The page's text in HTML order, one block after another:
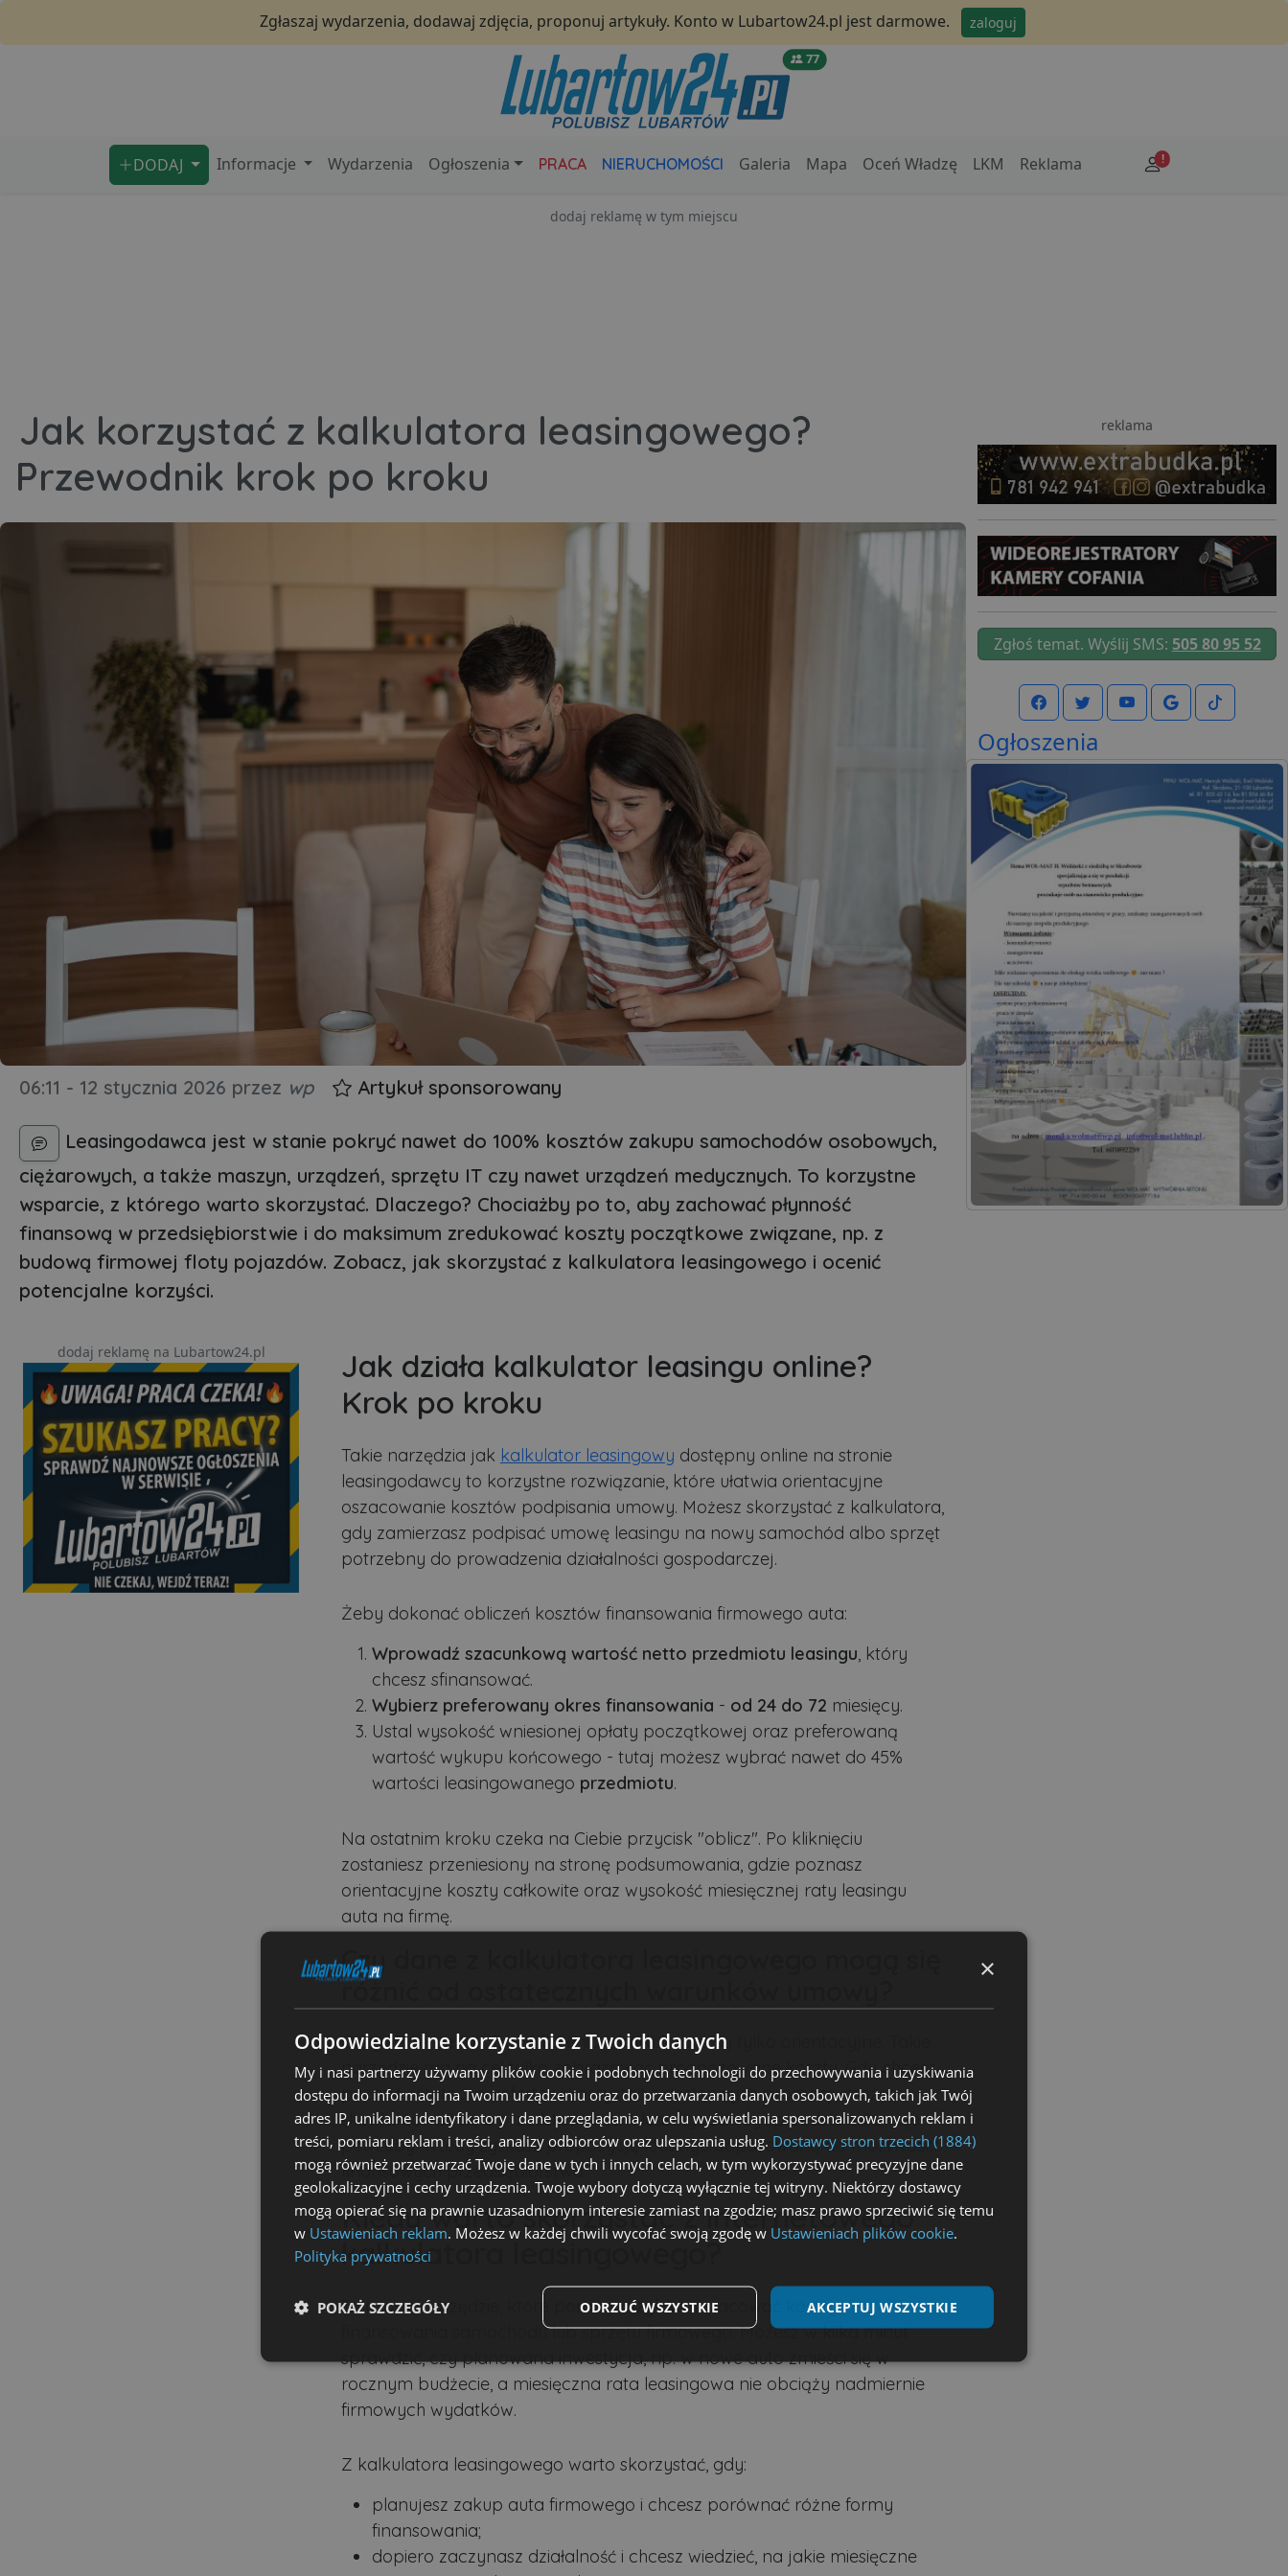
Zgłaszaj wydarzenia, dodawaj zdjęcia, proponuj artykuły. Konto w Lubartow24.pl jest darmowe. zaloguj
77
DODAJ Informacje Wydarzenia Ogłoszenia PRACA NIERUCHOMOŚCI Galeria Mapa Oceń Władzę LKM Reklama !
dodaj reklamę w tym miejscu
Jak korzystać z kalkulatora leasingowego?
Przewodnik krok po kroku
06:11 - 12 stycznia 2026 przez wp Artykuł sponsorowany
Leasingodawca jest w stanie pokryć nawet do 100% kosztów zakupu samochodów osobowych,
ciężarowych, a także maszyn, urządzeń, sprzętu IT czy nawet urządzeń medycznych. To korzystne
wsparcie, z którego warto skorzystać. Dlaczego? Chociażby po to, aby zachować płynność
finansową w przedsiębiorstwie i do maksimum zredukować koszty początkowe związane, np. z
budową firmowej floty pojazdów. Zobacz, jak skorzystać z kalkulatora leasingowego i ocenić
potencjalne korzyści.
dodaj reklamę na Lubartow24.pl
Jak działa kalkulator leasingu online?
Krok po kroku
Takie narzędzia jak kalkulator leasingowy dostępny online na stronie
leasingodawcy to korzystne rozwiązanie, które ułatwia orientacyjne
oszacowanie kosztów podpisania umowy. Możesz skorzystać z kalkulatora,
gdy zamierzasz podpisać umowę leasingu na nowy samochód albo sprzęt
potrzebny do prowadzenia działalności gospodarczej.
Żeby dokonać obliczeń kosztów finansowania firmowego auta:
Wprowadź szacunkową wartość netto przedmiotu leasingu, który
chcesz sfinansować.
Wybierz preferowany okres finansowania - od 24 do 72 miesięcy.
Ustal wysokość wniesionej opłaty początkowej oraz preferowaną
wartość wykupu końcowego - tutaj możesz wybrać nawet do 45%
wartości leasingowanego przedmiotu.
Na ostatnim kroku czeka na Ciebie przycisk "oblicz". Po kliknięciu
zostaniesz przeniesiony na stronę podsumowania, gdzie poznasz
orientacyjne koszty całkowite oraz wysokość miesięcznej raty leasingu
auta na firmę.
Czy dane z kalkulatora leasingowego mogą się
różnić od ostatecznych warunków umowy?
Oczywiście, że tak, bo obliczenia z kalkulatora są tylko orientacyjne. Takie
narzędzie ma na cel tylko zobrazować prognozowane koszty. Gdy chcesz
poznać ostateczną ofertę i skorzystać z dostępnych promocji, możesz
skontaktować się z przedstawicielem leasingodawcy i przedstawić swoje
potrzeby. Wtedy zyskasz propozycję leasingu dopasowaną do możliwości
finansowych przedsiębiorstwa.
Kiedy warto skorzystać z internetowego
kalkulatora leasingowego?
To proste narzędzie, które pomaga szybko oszacować koszty
finansowania samochodu lub sprzętu firmowego. Możesz w kilka minut
sprawdzić, czy planowana inwestycja, np. w nowe auto zmieści się w
rocznym budżecie, a miesięczna rata leasingowa nie obciąży nadmiernie
firmowych wydatków.
Z kalkulatora leasingowego warto skorzystać, gdy:
planujesz zakup auta firmowego i chcesz porównać różne formy
finansowania;
dopiero zaczynasz działalność i chcesz wiedzieć, na jakie miesięczne
reklama
Zgłoś temat. Wyślij SMS: 505 80 95 52
Ogłoszenia
×
Odpowiedzialne korzystanie z Twoich danych
My i nasi partnerzy używamy plików cookie i podobnych technologii do przechowywania i uzyskiwania
dostępu do informacji na Twoim urządzeniu oraz do przetwarzania danych osobowych, takich jak Twój
adres IP, unikalne identyfikatory i dane przeglądania, w celu wyświetlania spersonalizowanych reklam i
treści, pomiaru reklam i treści, analizy odbiorców oraz ulepszania usług. Dostawcy stron trzecich (1884)
mogą również przetwarzać Twoje dane w tych i innych celach, w tym wykorzystywać precyzyjne dane
geolokalizacyjne i cechy urządzenia. Twoje wybory dotyczą wyłącznie tej witryny. Niektórzy dostawcy
mogą opierać się na prawnie uzasadnionym interesie zamiast na zgodzie; masz prawo sprzeciwić się temu
w Ustawieniach reklam. Możesz w każdej chwili wycofać swoją zgodę w Ustawieniach plików cookie.
Polityka prywatności
AKCEPTUJ WSZYSTKIE
ODRZUĆ WSZYSTKIE
POKAŻ SZCZEGÓŁY
Niezbędne Wydajność Targetowanie Funkcjonalność Niesklasyfikowane
Niezbędne Wydajność Targetowanie Funkcjonalność Niesklasyfikowane
Niezbędne pliki cookie umożliwiają korzystanie z podstawowych funkcji strony internetowej, takich jak logowanie użytkownika i
zarządzanie kontem. Bez niezbędnych plików cookie nie można prawidłowo korzystać ze strony internetowej.